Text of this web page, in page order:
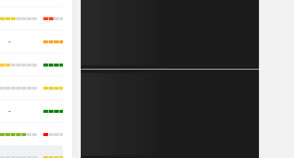
-
-